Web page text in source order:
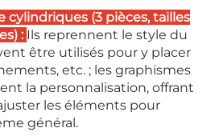
cylindriques (3 pièces, tailles
: Ils reprennent le style du
être utilisés pour y placer
etc. ; les graphismes
la personnalisation, offrant
les éléments pour
général.